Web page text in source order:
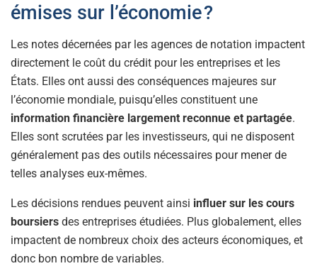
émises sur l’économie ?
Les notes décernées par les agences de notation impactent
directement le coût du crédit pour les entreprises et les
États. Elles ont aussi des conséquences majeures sur
l’économie mondiale, puisqu’elles constituent une
information financière largement reconnue et partagée.
Elles sont scrutées par les investisseurs, qui ne disposent
généralement pas des outils nécessaires pour mener de
telles analyses eux-mêmes.
Les décisions rendues peuvent ainsi influer sur les cours
boursiers des entreprises étudiées. Plus globalement, elles
impactent de nombreux choix des acteurs économiques, et
donc bon nombre de variables.